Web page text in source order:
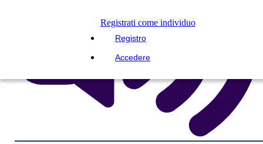
Registrati come individuo
Registro
Accedere